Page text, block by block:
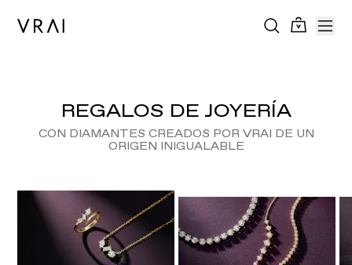
REGALOS DE JOYERÍA
CON DIAMANTES CREADOS POR VRAI DE UN
ORIGEN INIGUALABLE